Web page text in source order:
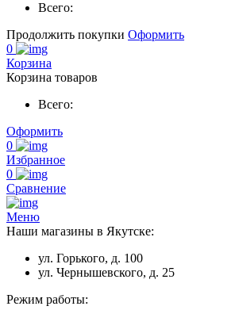
Всего:
Продолжить покупки Оформить
0
Корзина
Корзина товаров
Всего:
Оформить
0
Избранное
0
Сравнение
Меню
Наши магазины в Якутске:
ул. Горького, д. 100
ул. Чернышевского, д. 25
Режим работы: